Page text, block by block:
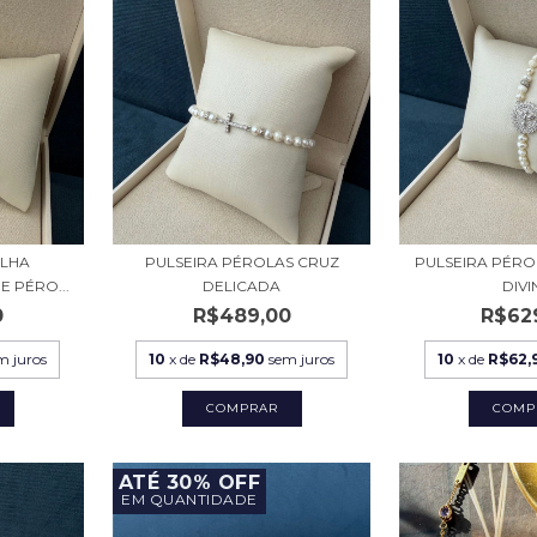
PÉRO...
juros
PULSEIRA PÉROLAS CRUZ
DELICADA
R$489,00
10 x de R$48,90 sem juros
PULSEIRA
10 x de
ATÉ 30% OFF
EM QUANTIDADE